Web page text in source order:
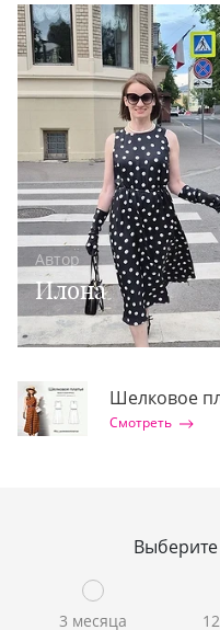
Автор
Илона
Шелковое
Смотреть
3 месяца